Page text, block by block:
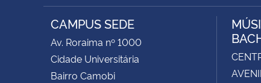
RSS
CAMPUS SEDE
Av. Roraima nº 1000
Cidade Universitária
Bairro Camobi